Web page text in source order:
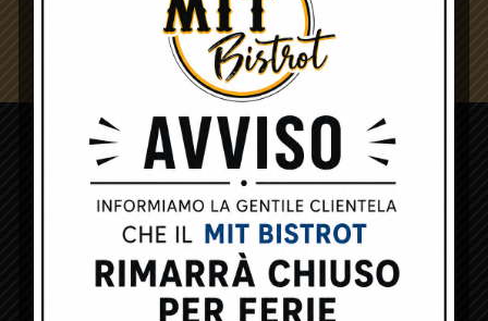
MIT Bistrot
MIT ADDRESS